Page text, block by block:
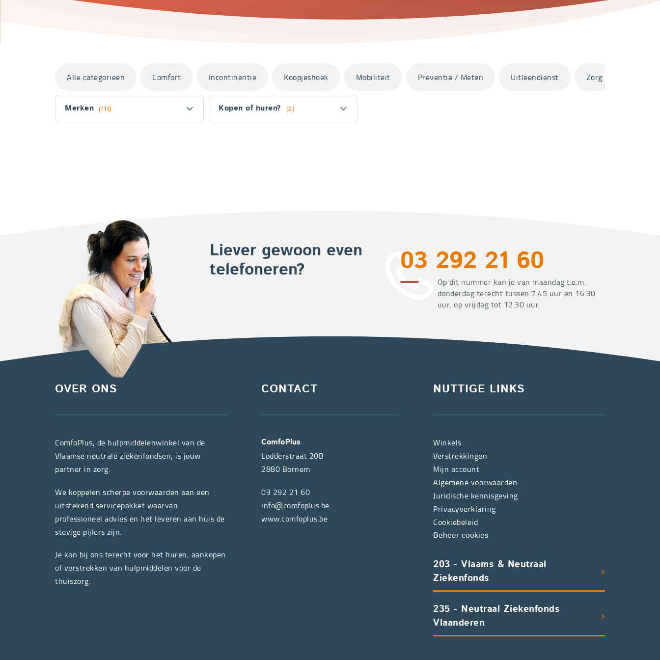
Filter
Merken (111) Kopen of huren? (2)
Alle categorieën Comfort Incontinentie Koopjeshoek Mobiliteit Preventie / Meten Uitleendienst Zorg
Liever gewoon even
telefoneren?
03 292 21 60
Op dit nummer kan je van maandag t.e.m.
donderdag terecht tussen 7.45 uur en 16.30
uur, op vrijdag tot 12.30 uur.
OVER ONS
ComfoPlus, de hulpmiddelenwinkel van de
Vlaamse neutrale ziekenfondsen, is jouw
partner in zorg.
We koppelen scherpe voorwaarden aan een
uitstekend servicepakket waarvan
professioneel advies en het leveren aan huis de
stevige pijlers zijn.
Je kan bij ons terecht voor het huren, aankopen
of verstrekken van hulpmiddelen voor de
thuiszorg.
CONTACT
ComfoPlus
Lodderstraat 20B
2880 Bornem
03 292 21 60
info@comfoplus.be
www.comfoplus.be
NUTTIGE LINKS
Winkels
Verstrekkingen
Mijn account
Algemene voorwaarden
Juridische kennisgeving
Privacyverklaring
Cookiebeleid
Beheer cookies
203 - Vlaams & Neutraal
Ziekenfonds
235 - Neutraal Ziekenfonds
Vlaanderen